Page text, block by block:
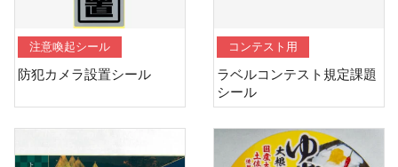
注意喚起シール
防犯カメラ設置シール
コンテスト用
ラベルコンテスト規定課題
シール